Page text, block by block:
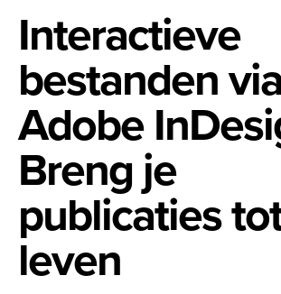
Interactieve
bestanden via
Adobe
Breng je
publicaties
leven